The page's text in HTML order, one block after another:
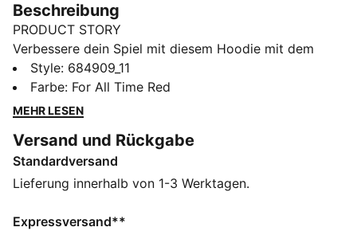
Beschreibung
PRODUCT STORY
Verbessere dein Spiel mit diesem Hoodie mit dem
PUMA No. 1 Logo, einer Kapuze mit kuscheligem
Jerseyfutter und gerippten Bündchen und Saum.
Perfekt für jedes Abenteuer, verbindet dieses Teil
und sorge für Aufsehen.
FEATURES + VORTEILE
Hergestellt aus mindestens 50 % recycelten
DETAILS
Style: 684909_11
Farbe: For All Time Red
MEHR LESEN
Versand und Rückgabe
Standardversand
Lieferung innerhalb von 1-3 Werktagen.
Expressversand**